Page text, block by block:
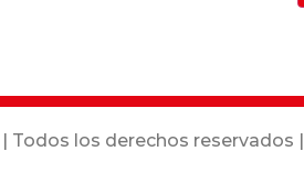
Todos los derechos reservados |